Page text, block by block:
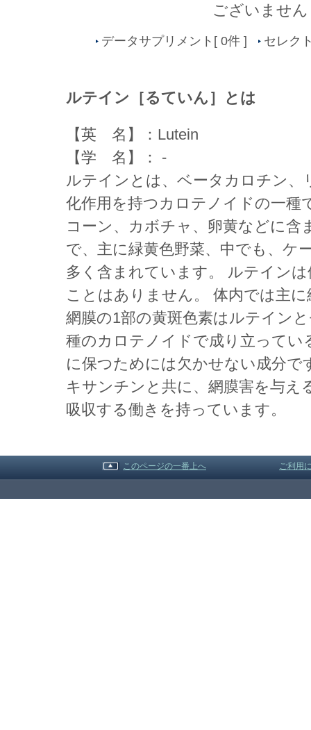
ございません
データサプリメント[ 0件 ] セレク
ルテイン［るていん］とは
【英 名】：Lutein
【学 名】： -
ルテインとは、ベータカロチン、
化作用を持つカロテノイドの一種
コーン、カボチャ、卵黄などに含
で、主に緑黄色野菜、中でも、ケ
多く含まれています。 ルテイン
ことはありません。 体内では主
網膜の1部の黄斑色素はルテイン
種のカロテノイドで成り立ってい
に保つためには欠かせない成分で
キサンチンと共に、網膜害を与え
吸収する働きを持っています。
このページの一番上へ ご利用